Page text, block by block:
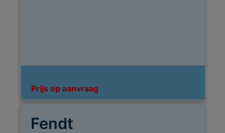
Prijs op aanvraag
Fendt